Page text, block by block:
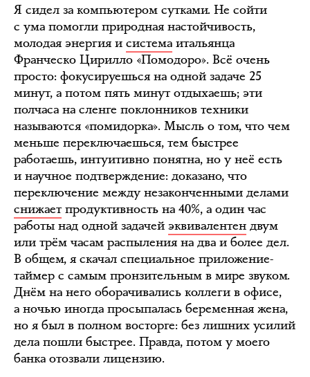
Я сидел за компьютером сутками. Не сойти
с ума помогли природная настойчивость,
молодая энергия и система итальянца
Франческо Цирилло «Помодоро». Всё очень
просто: фокусируешься на одной задаче 25
минут, а потом пять минут отдыхаешь; эти
полчаса на сленге поклонников техники
называются «помидорка». Мысль о том, что чем
меньше переключаешься, тем быстрее
работаешь, интуитивно понятна, но у неё есть
и научное подтверждение: доказано, что
переключение между незаконченными делами
снижаетпродуктивность на 40%, а один час
работы над одной задачей эквивалентен двум
или трём часам распыления на два и более дел.
В общем, я скачал специальное приложение-
таймер с самым пронзительным в мире звуком.
Днём на него оборачивались коллеги в офисе,
а ночью иногда просыпалась беременная жена,
но я был в полном восторге: без лишних усилий
дела пошли быстрее. Правда, потом у моего
банка отозвали лицензию.